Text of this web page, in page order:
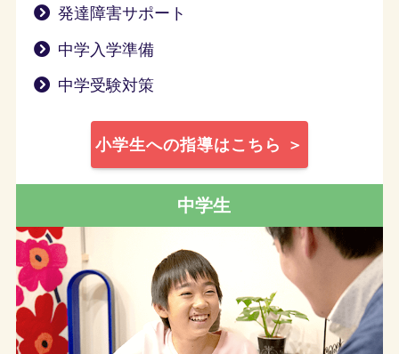
発達障害サポート
中学入学準備
中学受験対策
小学生への指導はこちら ＞
中学生